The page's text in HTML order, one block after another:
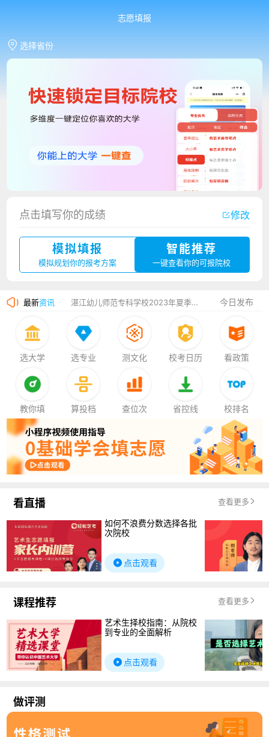
志愿填报
选择省份
点击填写你的成绩 修改
模拟填报
模拟规划你的报考方案
智能推荐
一键查看你的可报院校
最新资讯
厦门大学嘉庚学院2023年艺术类招生简章
湛江幼儿师范专科学校2023年夏季高考招生简章
香港中文大学（深圳）2023年夏季高考招生简章
今日发布
选大学 选专业 测文化 校考日历 看政策
教你填 算投档 查位次 省控线 校排名
看直播 查看更多
如何不浪费分数选择各批
次院校
点击观看
课程推荐 查看更多
艺术生择校指南：从院校
到专业的全面解析
点击观看
做评测